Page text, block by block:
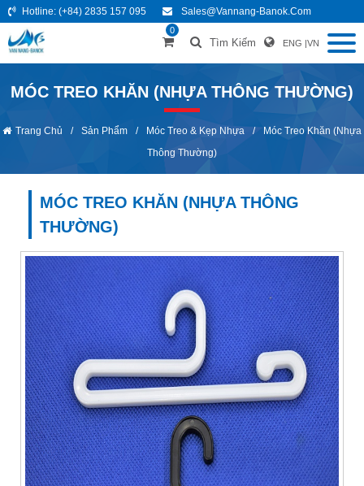
Hotline: (+84) 2835 157 095 Sales@vannang-Banok.com
0
Tìm Kiếm ENG |VN
MÓC TREO KHĂN (NHỰA THÔNG THƯỜNG)
Trang Chủ / Sản Phẩm / Móc Treo & Kẹp Nhựa /
Móc Treo Khăn (nhựa
Thông Thường)
MÓC TREO KHĂN (NHỰA THÔNG
THƯỜNG)